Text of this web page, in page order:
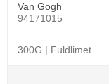
Van Gogh
94171015
300G | Fuldlimet